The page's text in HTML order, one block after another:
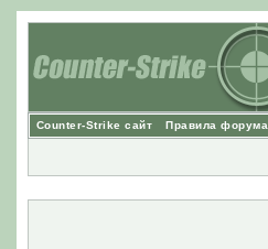
Counter-Strike сайт Правила форума